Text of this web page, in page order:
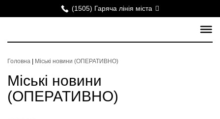
(1505) Гаряча лінія міста
Головна Міські новини (ОПЕРАТИВНО)
Міські новини
(ОПЕРАТИВНО)